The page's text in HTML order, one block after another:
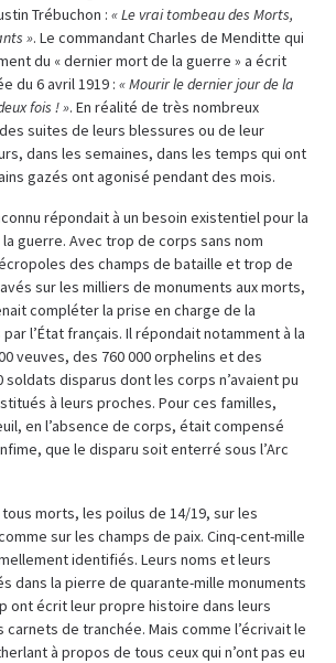
Trébuchon : « Le vrai tombeau des Morts,
». Le commandant Charles de Menditte qui
du « dernier mort de la guerre » a écrit
du 6 avril 1919 : « Mourir le dernier jour de la
fois ! ». En réalité de très nombreux
suites de leurs blessures ou de leur
dans les semaines, dans les temps qui ont
gazés ont agonisé pendant des mois.
répondait à un besoin existentiel pour la
guerre. Avec trop de corps sans nom
des champs de bataille et trop de
sur les milliers de monuments aux morts,
compléter la prise en charge de la
l’État français. Il répondait notamment à la
veuves, des 760 000 orphelins et des
soldats disparus dont les corps n’avaient pu
à leurs proches. Pour ces familles,
en l’absence de corps, était compensé
que le disparu soit enterré sous l’Arc
morts, les poilus de 14/19, sur les
sur les champs de paix. Cinq-cent-mille
identifiés. Leurs noms et leurs
dans la pierre de quarante-mille monuments
ont écrit leur propre histoire dans leurs
de tranchée. Mais comme l’écrivait le
à propos de tous ceux qui n’ont pas eu